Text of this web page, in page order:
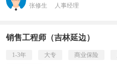
张修生 人事经理
销售工程师（吉林延边）
1-3年 大专 商业保险